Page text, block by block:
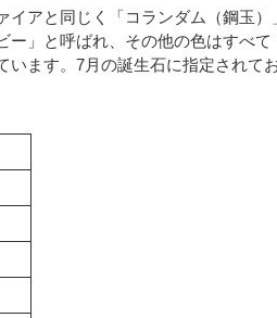
イアと同じく「コランダム（鋼玉
ー」と呼ばれ、その他の色はすべ
ます。7月の誕生石に指定されて